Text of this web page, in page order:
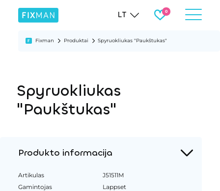
LT
Fixman Produktai Spyruokliukas "Paukštukas"
Spyruokliukas
"Paukštukas"
Produkto informacija
Artikulas
J51511M
Gamintojas
Lappset